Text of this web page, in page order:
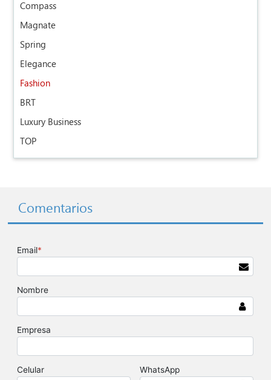
Compass
Magnate
Spring
Elegance
Fashion
BRT
Luxury Business
TOP
Comentarios